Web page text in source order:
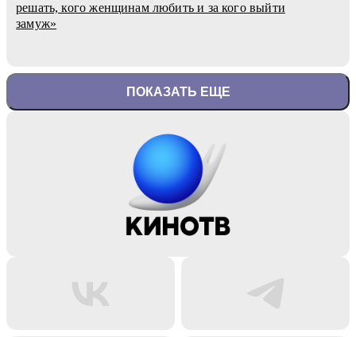
решать, кого женщинам любить и за кого выйти
замуж»
ПОКАЗАТЬ ЕЩЕ